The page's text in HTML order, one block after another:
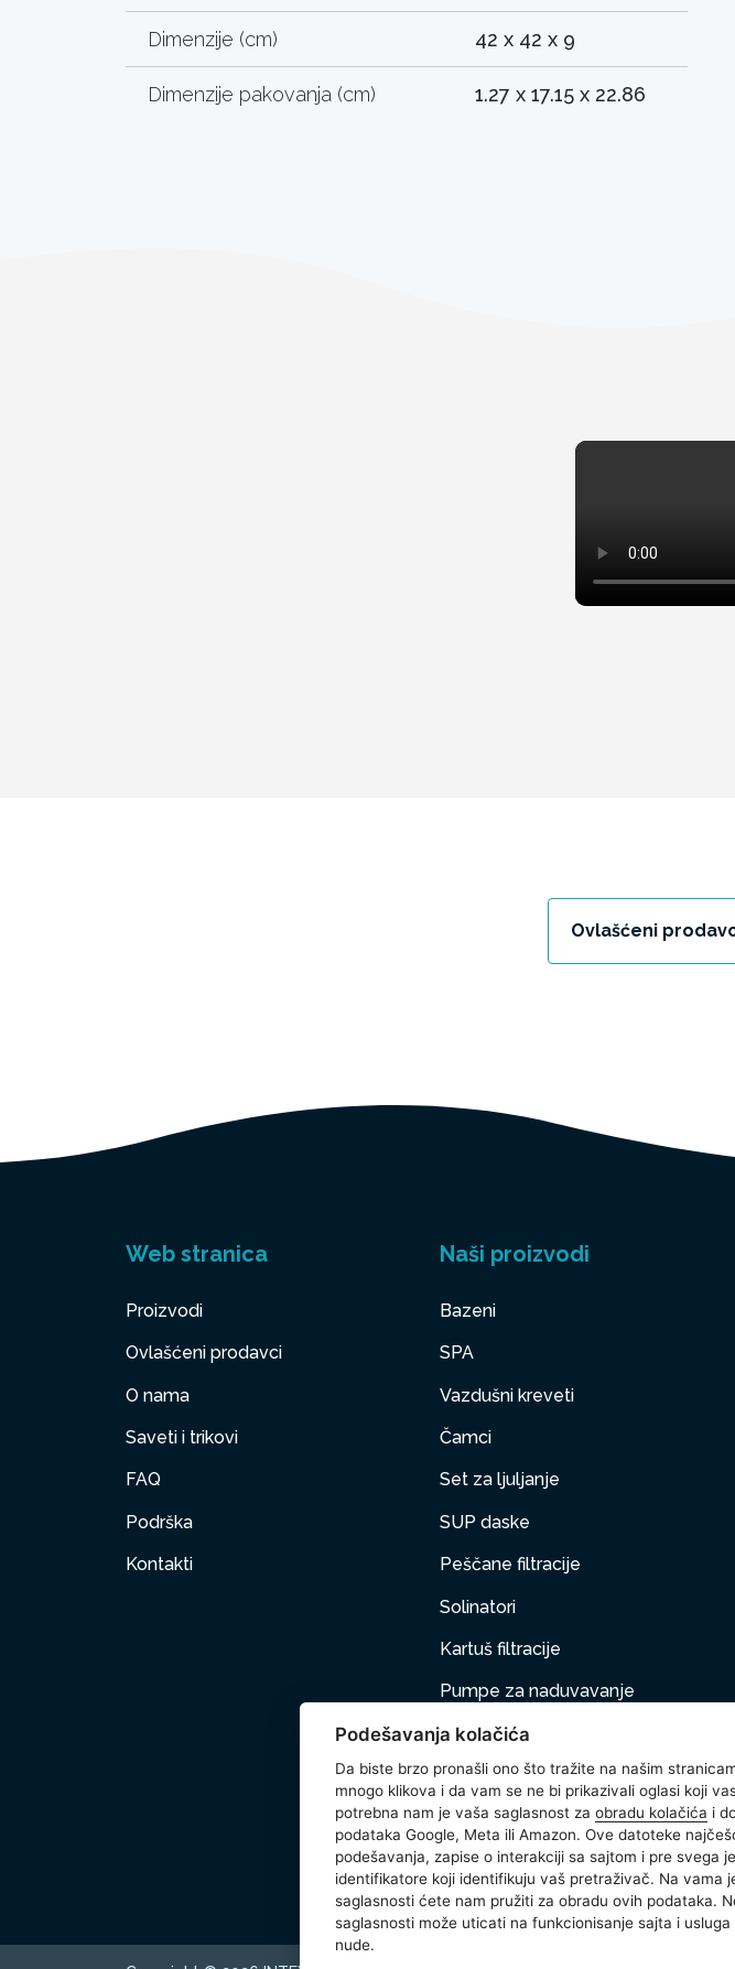
Dimenzije (cm) 42 x 42 x 9
Dimenzije pakovanja (cm) 1.27 x 17.15 x 22.86
Ovlašćeni
Web stranica
Proizvodi
Ovlašćeni prodavci
O nama
Saveti i trikovi
FAQ
Podrška
Kontakti
Naši proizvodi
Bazeni
SPA
Vazdušni kreveti
Čamci
Set za ljuljanje
SUP daske
Peščane filtracije
Solinatori
Kartuš filtracije
Pumpe za naduvavanje
Nameštaj na naduvavanje
Kućni ljubimci
Dodatna oprema
Wetset
Podešavanja kolačića
Da biste brzo pronašli ono što tražite na našim
mnogo klikova i da vam se ne bi prikazivali oglasi koji
potrebna nam je vaša saglasnost za obradu kolačića i
podataka Google, Meta ili Amazon. Ove datoteke
podešavanja, zapise o interakciji sa sajtom i pre svega
identifikatore koji identifikuju vaš pretraživač. Na vama
saglasnosti ćete nam pružiti za obradu ovih podataka.
saglasnosti može uticati na funkcionisanje sajta i usluga
nude.